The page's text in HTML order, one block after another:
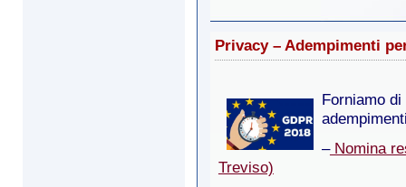
Privacy – Adempimenti
Forniamo
–Nomina
Treviso)